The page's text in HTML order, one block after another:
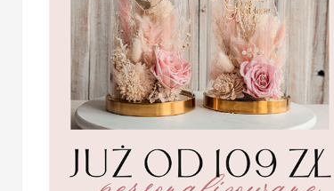
Pierwszej Komunii w
na przyjęcie
Plan usadzenia
gramaturze 280
PLAN STOŁÓW
Plan usadzenia
Plan stołów z
Projekt jest
Cena podstawowa